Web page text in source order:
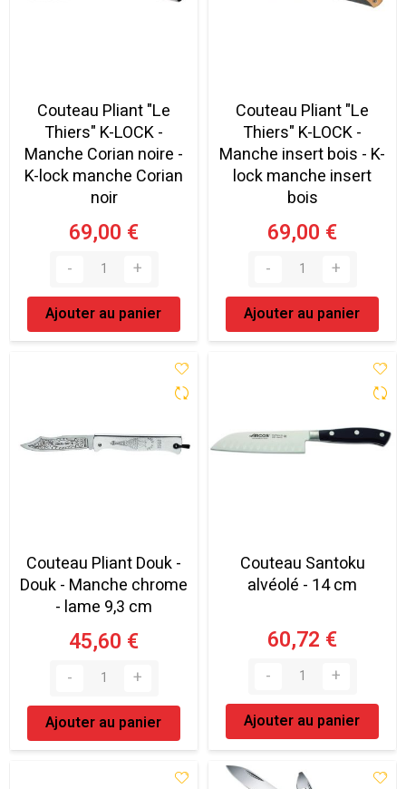
Couteau Pliant "Le
Thiers" K-LOCK -
Manche Corian noire -
K-lock manche Corian
noir
69,00 €
Ajouter au panier
Couteau Pliant "Le
Thiers" K-LOCK -
Manche insert bois - K-
lock manche insert
bois
69,00 €
Ajouter au panier
Couteau Pliant Douk -
Douk - Manche chrome
- lame 9,3 cm
45,60 €
Ajouter au panier
Couteau Santoku
alvéolé - 14 cm
60,72 €
Ajouter au panier